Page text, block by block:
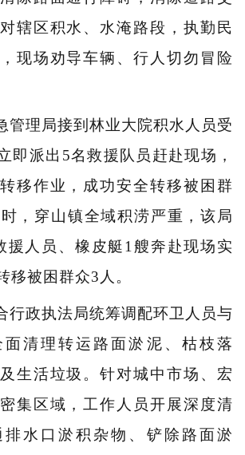
辖区积水、水淹路段，执勤民
现场劝导车辆、行人切勿冒险
管理局接到林业大院积水人员受
即派出5名救援队员赶赴现场，
移作业，成功安全转移被困群
，穿山镇全域积涝严重，该局
援人员、橡皮艇1艘奔赴现场实
移被困群众3人。
行政执法局统筹调配环卫人员与
清理转运路面淤泥、枯枝落
生活垃圾。针对城中市场、宏
集区域，工作人员开展深度清
水口淤积杂物、铲除路面淤